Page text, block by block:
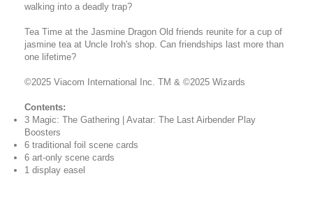
walking into a deadly trap?
Tea Time at the Jasmine Dragon Old friends reunite for a cup of
jasmine tea at Uncle Iroh's shop. Can friendships last more than
one lifetime?
©2025 Viacom International Inc. TM & ©2025 Wizards
Contents:
3 Magic: The Gathering | Avatar: The Last Airbender Play
Boosters
6 traditional foil scene cards
6 art-only scene cards
1 display easel